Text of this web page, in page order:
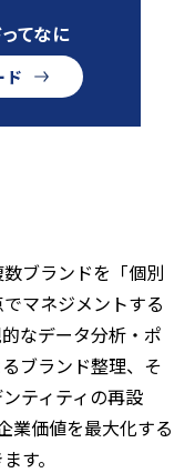
てなに
ド
ブランドを「個別
マネジメントする
なデータ分析・ポ
ブランド整理、そ
ティティの再設
業価値を最大化する
す。